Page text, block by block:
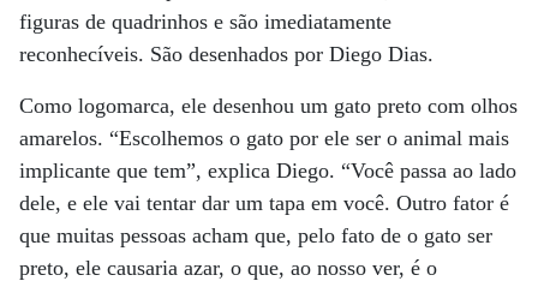
figuras de quadrinhos e são imediatamente
reconhecíveis. São desenhados por Diego Dias.
Como logomarca, ele desenhou um gato preto com olhos
amarelos. “Escolhemos o gato por ele ser o animal mais
implicante que tem”, explica Diego. “Você passa ao lado
dele, e ele vai tentar dar um tapa em você. Outro fator é
que muitas pessoas acham que, pelo fato de o gato ser
preto, ele causaria azar, o que, ao nosso ver, é o